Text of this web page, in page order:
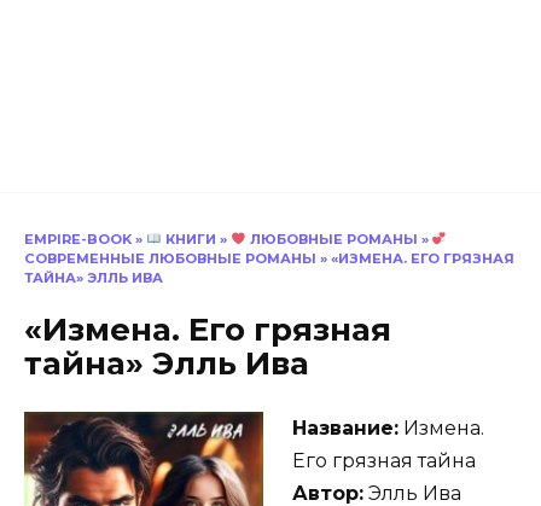
EMPIRE-BOOK » КНИГИ » ЛЮБОВНЫЕ РОМАНЫ »
СОВРЕМЕННЫЕ ЛЮБОВНЫЕ РОМАНЫ » «ИЗМЕНА. ЕГО ГРЯЗНАЯ
ТАЙНА» ЭЛЛЬ ИВА
«Измена. Его грязная
тайна» Элль Ива
Название: Измена.
Его грязная тайна
Автор: Элль Ива